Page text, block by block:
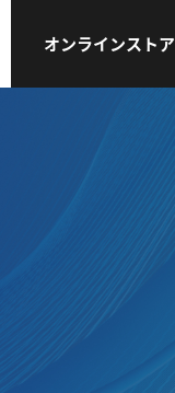
オンラインストア